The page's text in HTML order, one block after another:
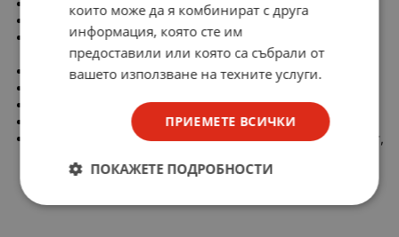
Захранване: 5 V през USB
Поддържани операционни системи: Android (OTG),
Windows XP, 7 , 8, Vista, 10, 11
Фото формат: JPG
Конектори: USB, USB-C, Micro USB
Комплектът включва: камера, накрайници (кука, магнит,
които може да я комбинират с друга
информация, която сте им
предоставили или която са събрали от
вашето използване на техните услуги.
ПРИЕМЕТЕ ВСИЧКИ
ПОКАЖЕТЕ ПОДРОБНОСТИ